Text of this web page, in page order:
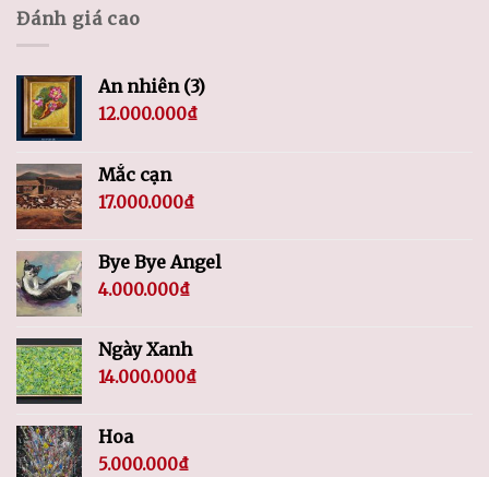
Đánh giá cao
An nhiên (3)
12.000.000₫
Mắc cạn
17.000.000₫
Bye Bye Angel
4.000.000₫
Ngày Xanh
14.000.000₫
Hoa
5.000.000₫